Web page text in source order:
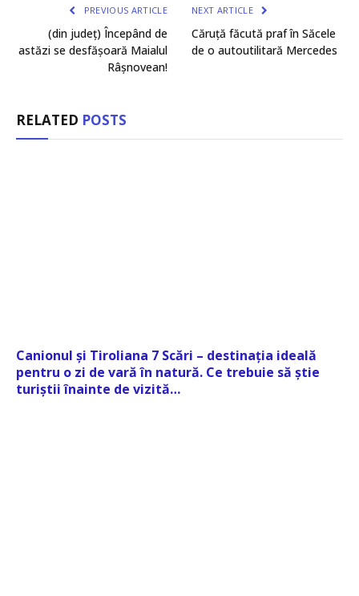
PREVIOUS ARTICLE
(din județ) Începând de
astăzi se desfășoară Maialul
Râșnovean!
NEXT ARTICLE
Căruță făcută praf în Săcele
de o autoutilitară Mercedes
RELATED POSTS
Canionul și Tiroliana 7 Scări – destinația ideală
pentru o zi de vară în natură. Ce trebuie să știe
turiștii înainte de vizită…